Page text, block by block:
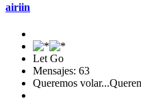
airiin
Let Go
Mensajes: 63
Queremos